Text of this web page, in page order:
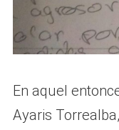
En aquel
Ayaris